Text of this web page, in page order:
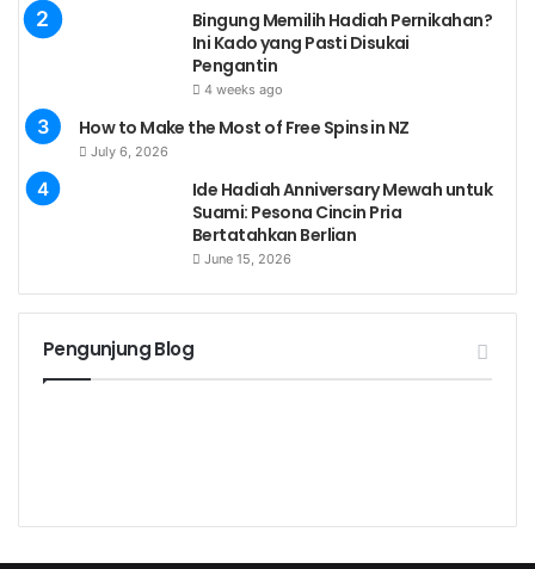
Bingung Memilih Hadiah Pernikahan?
Ini Kado yang Pasti Disukai
Pengantin
4 weeks ago
How to Make the Most of Free Spins in NZ
July 6, 2026
Ide Hadiah Anniversary Mewah untuk
Suami: Pesona Cincin Pria
Bertatahkan Berlian
June 15, 2026
Pengunjung Blog